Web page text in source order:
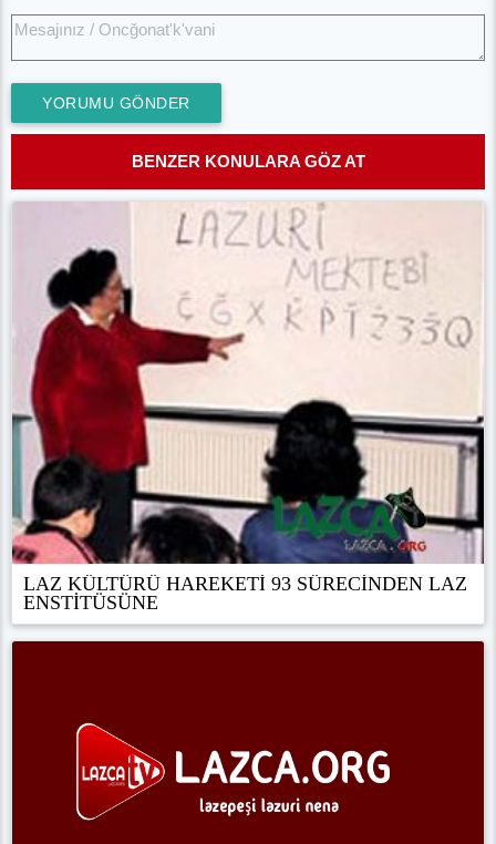
YORUMU GÖNDER
BENZER KONULARA GÖZ AT
LAZ KÜLTÜRÜ HAREKETİ 93 SÜRECİNDEN LAZ
ENSTİTÜSÜNE